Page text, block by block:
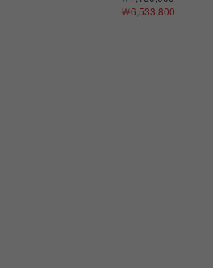
￦6,533,800